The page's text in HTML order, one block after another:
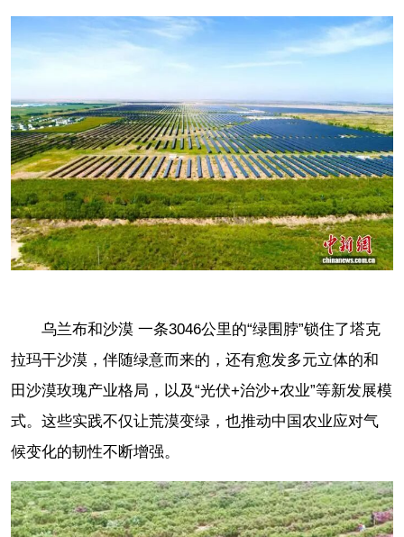
乌兰布和沙漠 一条3046公里的“绿围脖”锁住了塔克
拉玛干沙漠，伴随绿意而来的，还有愈发多元立体的和
田沙漠玫瑰产业格局，以及“光伏+治沙+农业”等新发展模
式。这些实践不仅让荒漠变绿，也推动中国农业应对气
候变化的韧性不断增强。